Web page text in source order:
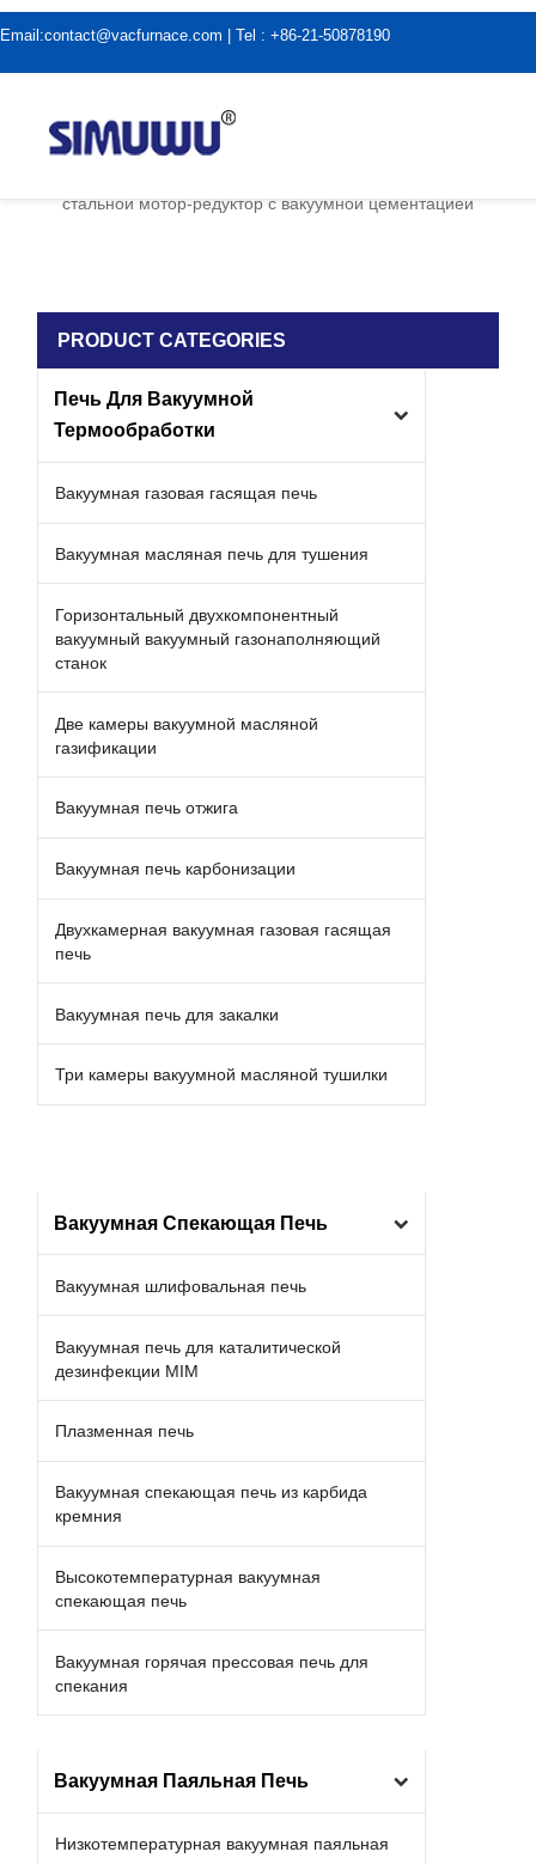
Email:contact@vacfurnace.com | Tel : +86-21-50878190
стальной мотор-редуктор с вакуумной цементацией
PRODUCT CATEGORIES
Печь Для Вакуумной
Термообработки
Вакуумная газовая гасящая печь
Вакуумная масляная печь для тушения
Горизонтальный двухкомпонентный
вакуумный вакуумный газонаполняющий
станок
Две камеры вакуумной масляной
газификации
Вакуумная печь отжига
Вакуумная печь карбонизации
Двухкамерная вакуумная газовая гасящая
печь
Вакуумная печь для закалки
Три камеры вакуумной масляной тушилки
Вакуумная Спекающая Печь
Вакуумная шлифовальная печь
Вакуумная печь для каталитической
дезинфекции MIM
Плазменная печь
Вакуумная спекающая печь из карбида
кремния
Высокотемпературная вакуумная
спекающая печь
Вакуумная горячая прессовая печь для
спекания
Вакуумная Паяльная Печь
Низкотемпературная вакуумная паяльная